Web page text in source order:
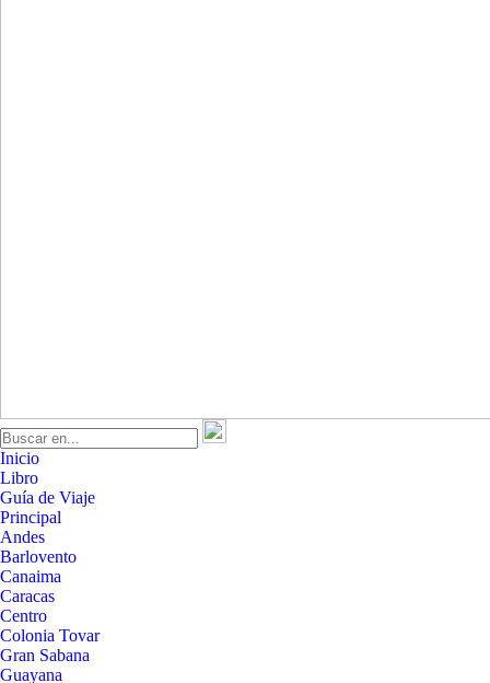
Inicio
Libro
Guía de Viaje
Principal
Andes
Barlovento
Canaima
Caracas
Centro
Colonia Tovar
Gran Sabana
Guayana